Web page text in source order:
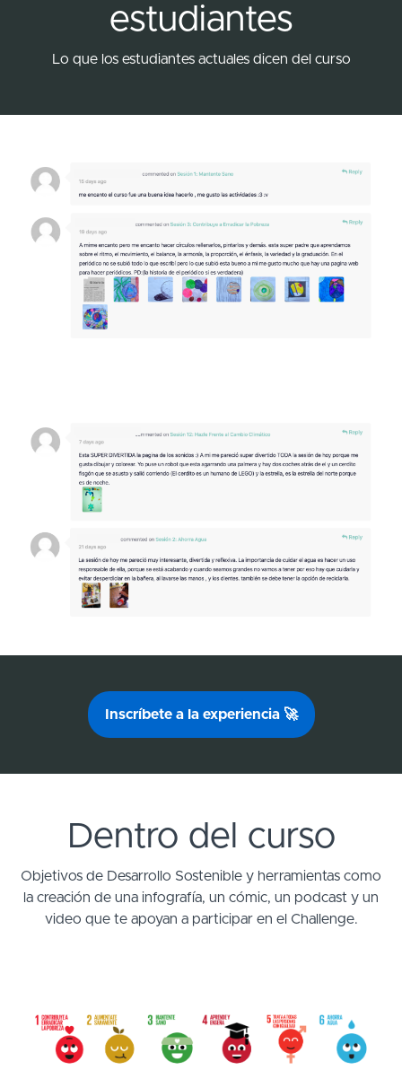
estudiantes
Lo que los estudiantes actuales dicen del curso
Inscríbete a la experiencia 🚀
Dentro del curso
Objetivos de Desarrollo Sostenible y herramientas como
la creación de una infografía, un cómic, un podcast y un
video que te apoyan a participar en el Challenge.